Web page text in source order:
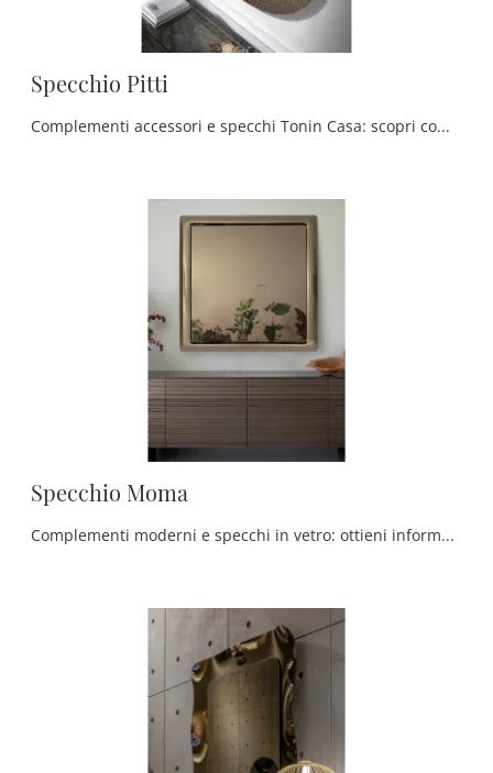
Specchio Pitti
Complementi accessori e specchi Tonin Casa: scopri come arricchire i tuoi interni moderni con il modello Specchio Pitti.
Specchio Moma
Complementi moderni e specchi in vetro: ottieni informazioni sul modello Specchio Moma di Tonin Casa e potrai impreziosire i tuoi locali.